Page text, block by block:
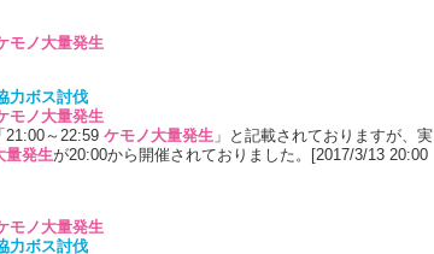
モノ大量発生
力ボス討伐
モノ大量発生
～22:59 ケモノ大量発生 」と記載されておりますが、実
量発生が20:00から開催されておりました。[2017/3/13 20:00
モノ大量発生
力ボス討伐